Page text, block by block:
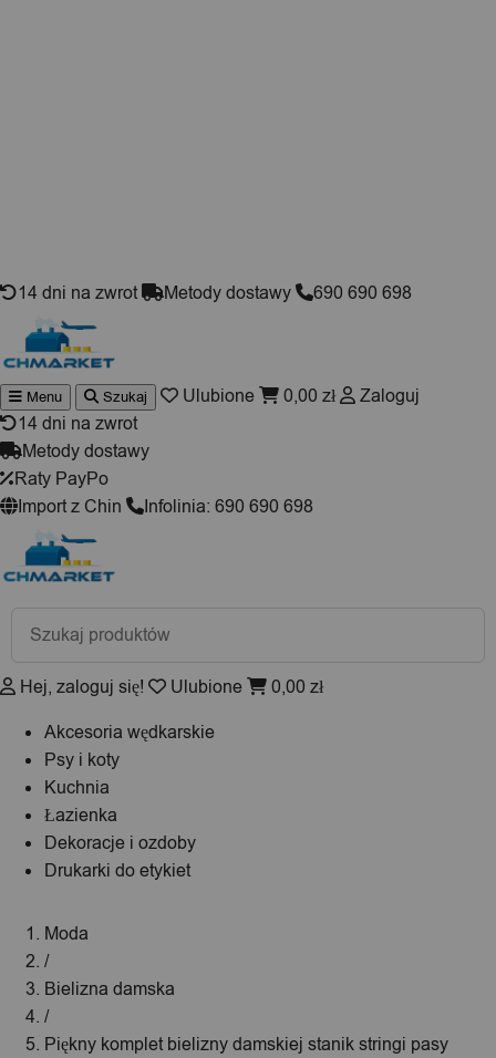
14 dni na zwrot Metody dostawy 690 690 698
Wyszukiwarka
produktów
Menu Szukaj Ulubione 0,00 zł
Zaloguj
14 dni na zwrot
Metody dostawy
Raty PayPo
Import z Chin
Infolinia: 690 690 698
Wyszukiwarka
produktów
Hej, zaloguj się! Ulubione 0,00 zł
Akcesoria wędkarskie
Psy i koty
Kuchnia
Łazienka
Dekoracje i ozdoby
Drukarki do etykiet
Moda
/
Bielizna damska
/
Piękny komplet bielizny damskiej stanik stringi pasy